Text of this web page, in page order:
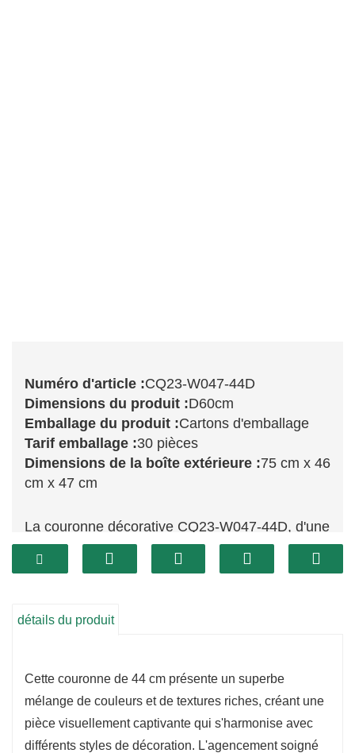
Numéro d'article :CQ23-W047-44D
Dimensions du produit :D60cm
Emballage du produit :Cartons d'emballage
Tarif emballage :30 pièces
Dimensions de la boîte extérieure :75 cm x 46
cm x 47 cm
La couronne décorative CQ23-W047-44D, d'une
taille de 44 cm, est un véritable bijou qui allie
charme et raffinement. Ornée d'un mélange
artificiel, des fleurs délicates et des touches de
Sa taille idéale la rend parfaite pour une
utilisation intérieure ou extérieure, qu'elle soit
accrochée à une porte ou utilisée comme centre
détails du produit
Cette couronne de 44 cm présente un superbe
mélange de couleurs et de textures riches, créant une
pièce visuellement captivante qui s'harmonise avec
différents styles de décoration. L'agencement soigné